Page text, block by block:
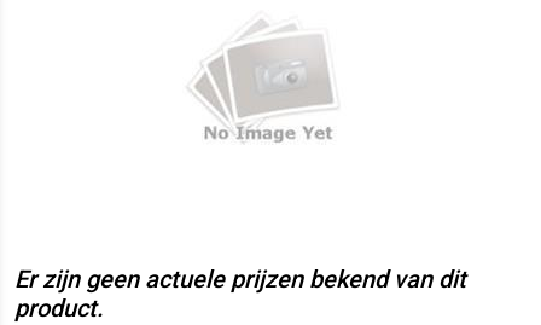
Er zijn geen actuele prijzen bekend van dit
product.